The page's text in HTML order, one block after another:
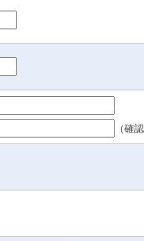
（確